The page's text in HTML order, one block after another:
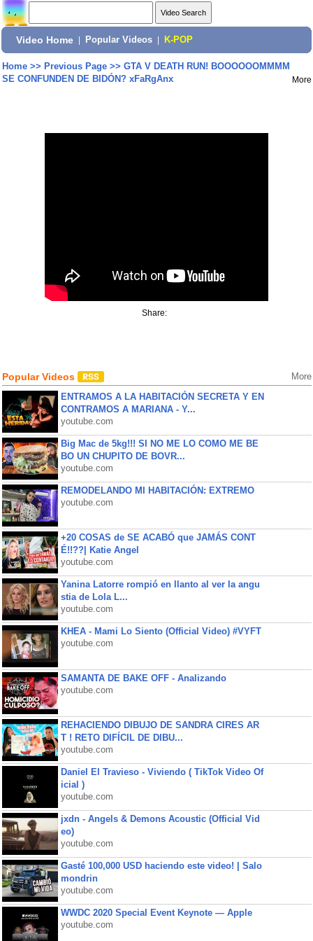
Video Home Popular Videos K-POP
Home>> Previous Page>> GTA V DEATH RUN! BOOOOOOMMMM
SE CONFUNDEN DE BIDÓN? xFaRgAnx
More
Share:
Popular Videos More
ENTRAMOS A LA HABITACIÓN SECRETA Y EN
CONTRAMOS A MARIANA - Y...
youtube.com
Big Mac de 5kg!!! SI NO ME LO COMO ME BE
BO UN CHUPITO DE BOVR...
youtube.com
REMODELANDO MI HABITACIÓN: EXTREMO
youtube.com
+20 COSAS de SE ACABÓ que JAMÁS CONT
É!!??| Katie Angel
youtube.com
Yanina Latorre rompió en llanto al ver la angu
stia de Lola L...
youtube.com
KHEA - Mami Lo Siento (Official Video) #VYFT
youtube.com
SAMANTA DE BAKE OFF - Analizando
youtube.com
REHACIENDO DIBUJO DE SANDRA CIRES AR
T ! RETO DIFÍCIL DE DIBU...
youtube.com
Daniel El Travieso - Viviendo ( TikTok Video Of
icial )
youtube.com
jxdn - Angels & Demons Acoustic (Official Vid
eo)
youtube.com
Gasté 100,000 USD haciendo este video! | Salo
mondrin
youtube.com
WWDC 2020 Special Event Keynote — Apple
youtube.com